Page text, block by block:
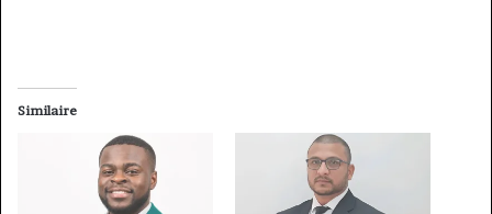
Similaire